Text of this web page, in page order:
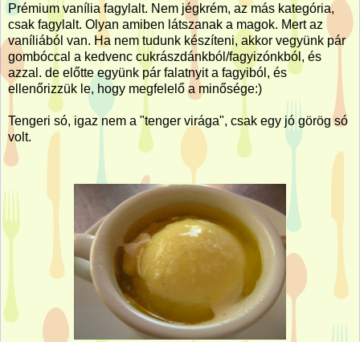
Prémium vanília fagylalt. Nem jégkrém, az más kategória,
csak fagylalt. Olyan amiben látszanak a magok. Mert az
vaníliából van. Ha nem tudunk készíteni, akkor vegyünk pár
gombóccal a kedvenc cukrászdánkból/fagyizónkból, és
azzal. de előtte együnk pár falatnyit a fagyiból, és
ellenőrizzük le, hogy megfelelő a minősége:)
Tengeri só, igaz nem a "tenger virága", csak egy jó görög só
volt.